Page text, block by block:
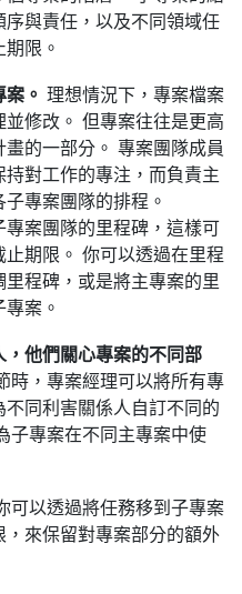
與責任，以及不同領域任
限。
。 理想情況下，專案檔案
修改。 但專案往往是更高
的一部分。 專案團隊成員
對工作的專注，而負責主
專案團隊的排程。
案團隊的里程碑，這樣可
期限。 你可以透過在里程
程碑，或是將主專案的里
案。
他們關心專案的不同部
時，專案經理可以將所有專
同利害關係人自訂不同的
子專案在不同主專案中使
可以透過將任務移到子專案
來保留對專案部分的額外